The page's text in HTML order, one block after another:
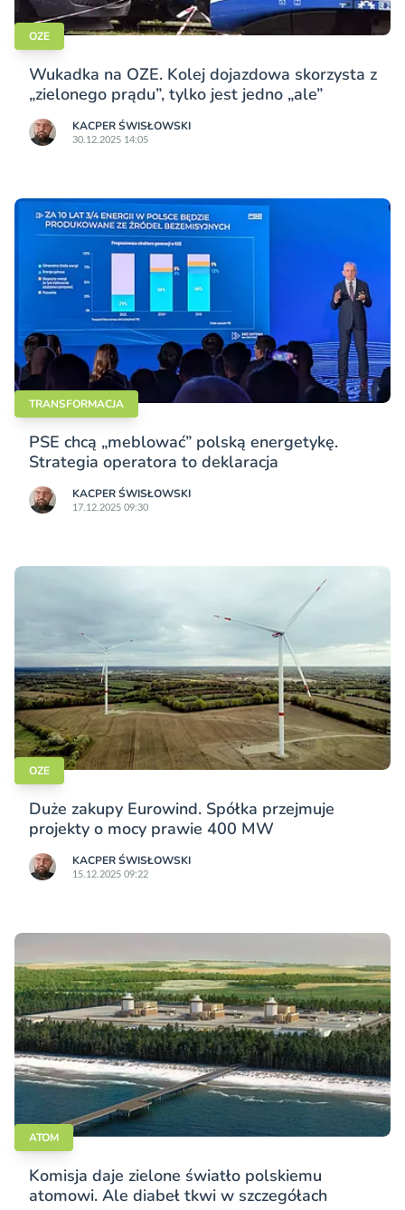
OZE
Wukadka na OZE. Kolej dojazdowa skorzysta z
„zielonego prądu”, tylko jest jedno „ale”
KACPER ŚWISŁO­WSKI
30.12.2025 14:05
TRANSFORMACJA
PSE chcą „meblować” polską energetykę.
Strategia operatora to deklaracja
KACPER ŚWISŁO­WSKI
17.12.2025 09:30
OZE
Duże zakupy Eurowind. Spółka przejmuje
projekty o mocy prawie 400 MW
KACPER ŚWISŁO­WSKI
15.12.2025 09:22
ATOM
Komisja daje zielone światło polskiemu
atomowi. Ale diabeł tkwi w szczegółach